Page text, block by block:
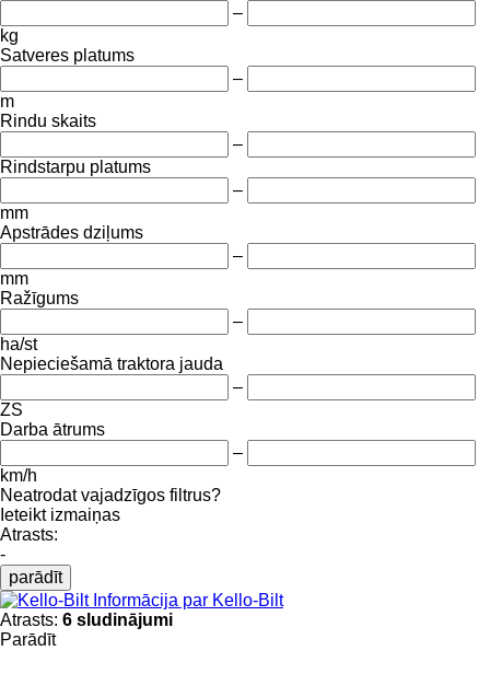
–
kg
Satveres platums
–
m
Rindu skaits
–
Rindstarpu platums
–
mm
Apstrādes dziļums
–
mm
Ražīgums
–
ha/st
Nepieciešamā traktora jauda
–
ZS
Darba ātrums
–
km/h
Neatrodat vajadzīgos filtrus?
Ieteikt izmaiņas
Atrasts:
-
parādīt
Informācija par Kello-Bilt
Atrasts: 6 sludinājumi
Parādīt